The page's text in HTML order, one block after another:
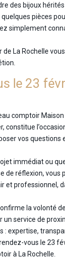
des bijoux
pièces
simplement
de La Rochelle
le 23
comptoir Maison
constitue
vos questions
immédiat ou
de réflexion, vous
et professionnel,
la volonté
un service de
: expertise,
vous le 23
à La Rochelle.